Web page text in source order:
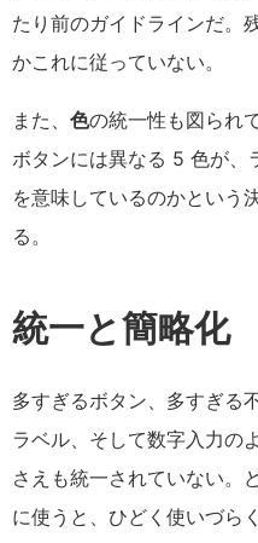
たり前のガイドラインだ。
かこれに従っていない。
また、 色の統一性も図られ
ボタンには異なる 5 色が、
を意味しているのかという
る。
統一と簡略化
多すぎるボタン、多すぎる
ラベル、そして数字入力の
さえも統一されていない。
に使うと、ひどく使いづら